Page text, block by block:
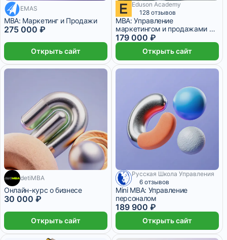
22 916 ₽/мес
EMAS
MBA: Маркетинг и Продажи
275 000 ₽
Открыть сайт
14 916 ₽/мес 11 месяцев
Eduson Academy
128 отзывов
MBA: Управление
маркетингом и продажами +
ИИ
179 000 ₽
Открыть сайт
10 000 ₽/мес
detiMBA
Онлайн-курс о бизнесе
30 000 ₽
Открыть сайт
1 700 ₽/мес
Русская Школа Управления
6 отзывов
Mini MBA: Управление
персоналом
189 900 ₽
Открыть сайт